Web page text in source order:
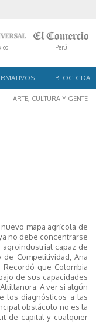
Perú
BLOG GDA
ARTE, CULTURA Y GENTE
mapa agrícola de
no debe concentrarse
capaz de
Competitividad, Ana
que Colombia
de sus capacidades
A ver si algún
los diagnósticos a las
obstáculo no es la
de capital y cualquier